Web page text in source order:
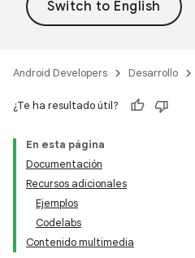
Android Developers Desarrollo
¿Te ha resultado útil?
En esta página
Documentación
Recursos adicionales
Ejemplos
Codelabs
Contenido multimedia